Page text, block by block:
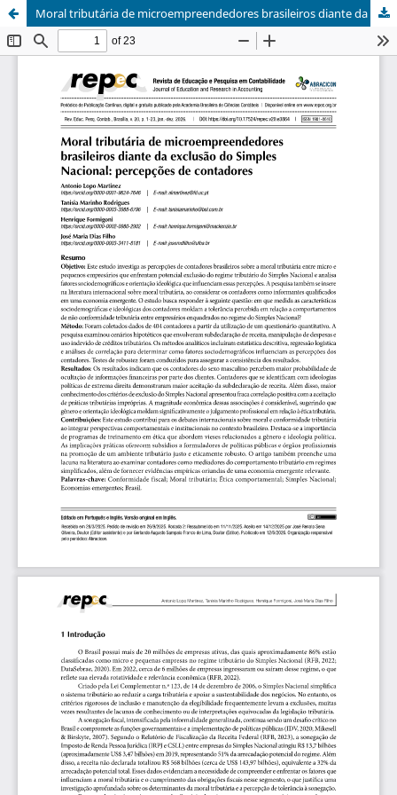
Moral tributária de microempreendedores brasileiros diante da exclusão do Simples Nacional: percepções de contadores